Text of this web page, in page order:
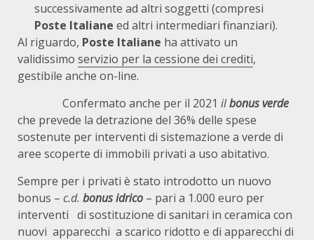
successivamente ad altri soggetti (compresi
Poste Italiane ed altri intermediari finanziari).
Al riguardo, Poste Italiane ha attivato un
validissimo servizio per la cessione dei crediti,
gestibile anche on-line.
Confermato anche per il 2021 ilbonus verde
che prevede la detrazione del 36% delle spese
sostenute per interventi di sistemazione a verde di
aree scoperte di immobili privati a uso abitativo.
Sempre per i privati è stato introdotto un nuovo
bonus – c.d. bonus idrico – pari a 1.000 euro per
interventi di sostituzione di sanitari in ceramica con
nuovi apparecchi a scarico ridotto e di apparecchi di